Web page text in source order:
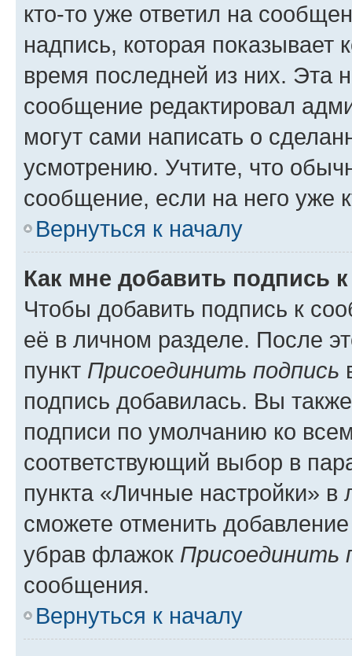
кто-то уже ответил на
надпись, которая показывает
время последней из них. Эта
сообщение редактировал
могут сами написать о
усмотрению. Учтите, что
сообщение, если на него уже
Вернуться к началу
Как мне добавить подпись
Чтобы добавить подпись к
её в личном разделе. После
пункт Присоединить подпись
подпись добавилась. Вы
подписи по умолчанию ко
соответствующий выбор в
пункта «Личные настройки»
сможете отменить
убрав флажок Присоединить
сообщения.
Вернуться к началу